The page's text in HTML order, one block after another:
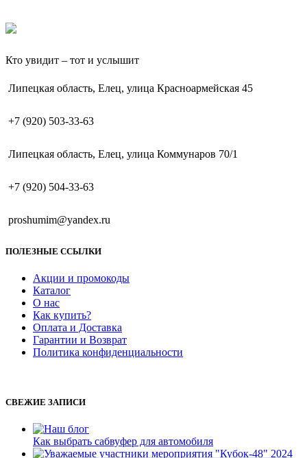
Кто увидит – тот и услышит
Липецкая область, Елец, улица Красноармейская 45
+7 (920) 503-33-63
Липецкая область, Елец, улица Коммунаров 70/1
+7 (920) 504-33-63
proshumim@yandex.ru
ПОЛЕЗНЫЕ ССЫЛКИ
Акции и промокоды
Каталог
О нас
Как купить?
Оплата и Доставка
Гарантии и Возврат
Политика конфиденциальности
СВЕЖИЕ ЗАПИСИ
Как выбрать сабвуфер для автомобиля